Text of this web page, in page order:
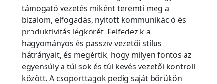
támogató vezetés miként teremti meg a
bizalom, elfogadás, nyitott kommunikáció és
produktivitás légkörét. Felfedezik a
hagyományos és passzív vezetői stílus
hátrányait, és megértik, hogy milyen fontos az
egyensúly a túl sok és túl kevés vezetői kontroll
között. A csoporttagok pedig saját bőrükön